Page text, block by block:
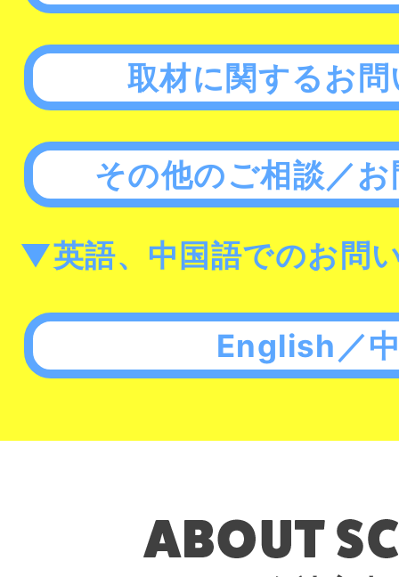
取材に関するお
その他のご相談／
▼英語、中国語でのお問
English／